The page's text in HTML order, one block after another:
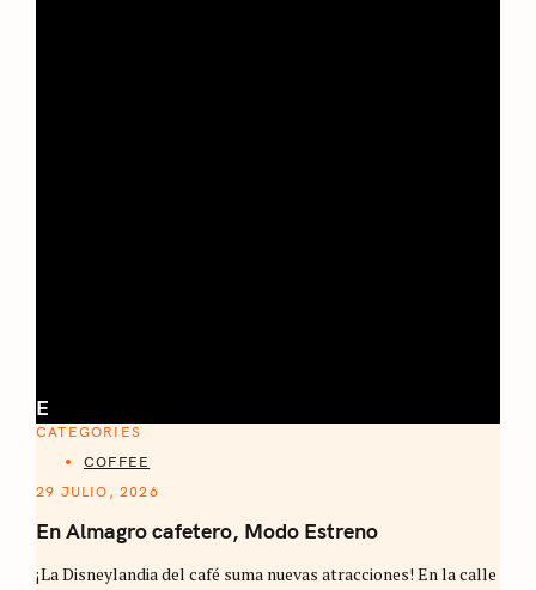
E
CATEGORIES
COFFEE
29 JULIO, 2026
En Almagro cafetero, Modo Estreno
¡La Disneylandia del café suma nuevas atracciones! En la calle